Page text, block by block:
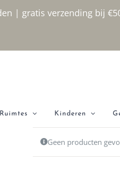
| gratis verzending bij
Ruimtes Kinderen
Geen producten